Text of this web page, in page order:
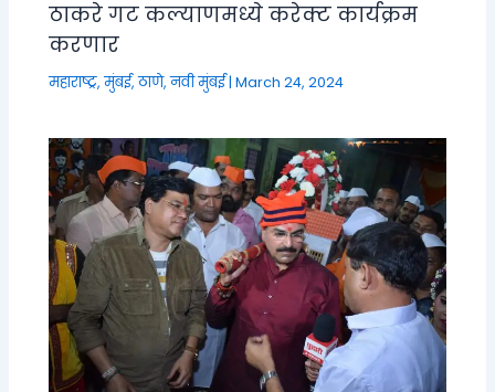
ठाकरे गट कल्याणमध्ये करेक्ट कार्यक्रम
करणार
महाराष्ट्र,मुंबई, ठाणे, नवी मुंबई|March 24, 2024